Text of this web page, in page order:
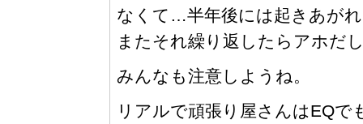
なくて…半年後には起きあが
またそれ繰り返したらアホだ
みんなも注意しようね。
リアルで頑張り屋さんはEQ